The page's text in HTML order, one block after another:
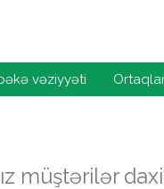
vəziyyəti
müştərilər